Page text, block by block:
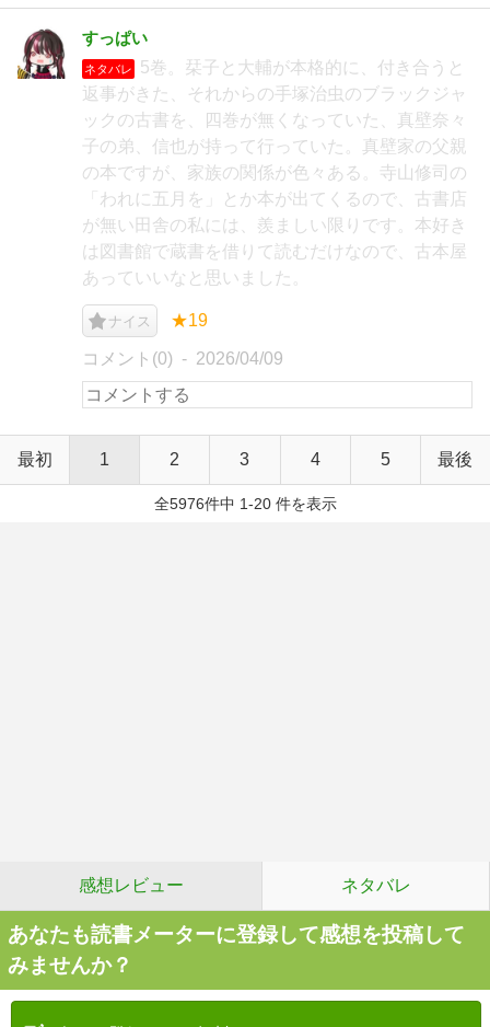
すっぱい
ネタバレ
5巻。栞子と大輔が本格的に、付き合うと
返事がきた、それからの手塚治虫のブラックジャ
ックの古書を、四巻が無くなっていた、真壁奈々
子の弟、信也が持って行っていた。真壁家の父親
の本ですが、家族の関係が色々ある。寺山修司の
「われに五月を」とか本が出てくるので、古書店
が無い田舎の私には、羨ましい限りです。本好き
は図書館で蔵書を借りて読むだけなので、古本屋
あっていいなと思いました。
ナイス ★19
コメント(0) 2026/04/09
最初 1 2 3 4 5 最後
全5976件中 1-20 件を表示
感想レビュー ネタバレ
あなたも読書メーターに登録して感想を投稿して
みませんか？